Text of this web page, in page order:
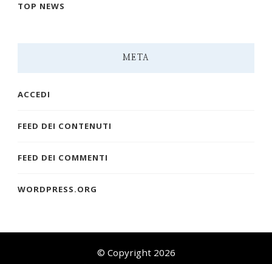
TOP NEWS
META
ACCEDI
FEED DEI CONTENUTI
FEED DEI COMMENTI
WORDPRESS.ORG
© Copyright 2026